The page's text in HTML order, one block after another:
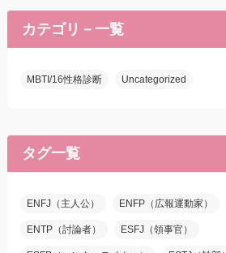
カテゴリ－一覧
MBTI/16性格診断 Uncategorized
タグ一覧
ENFJ（主人公） ENFP（広報運動家）
ENTP（討論者） ESFJ（領事官）